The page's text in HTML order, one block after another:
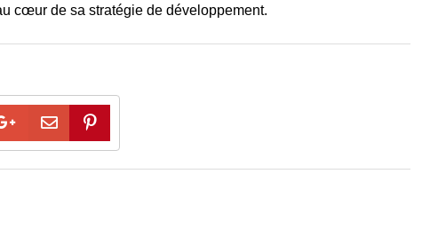
cœur de sa stratégie de développement.